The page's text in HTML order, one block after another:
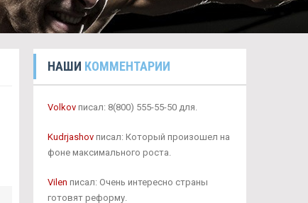
НАШИ КОММЕНТАРИИ
Volkovписал: 8(800) 555-55-50 для.
Kudrjashovписал: Который произошел на
фоне максимального роста.
Vilen писал: Очень интересно страны
готовят реформу.